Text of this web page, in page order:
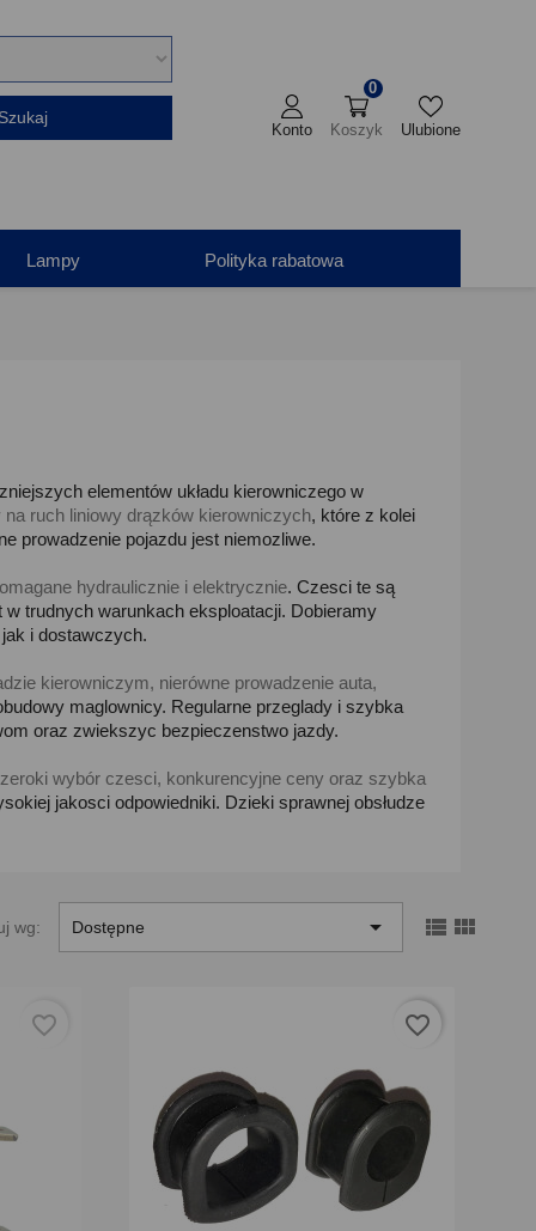
Szukaj
Konto Koszyk
0
Ulubione
Lampy Polityka rabatowa
elementów układu kierowniczego w
na ruch liniowy drązków kierowniczych, które z kolei
prowadzenie pojazdu jest niemozliwe.
hydraulicznie i elektrycznie. Czesci te są
w trudnych warunkach eksploatacji. Dobieramy
i dostawczych.
kierowniczym, nierówne prowadzenie auta,
maglownicy. Regularne przeglady i szybka
oraz zwiekszyc bezpieczenstwo jazdy.
wybór czesci, konkurencyjne ceny oraz szybka
jakosci odpowiedniki. Dzieki sprawnej obsłudze
wg: Dostępne   
favorite_border favorite_border